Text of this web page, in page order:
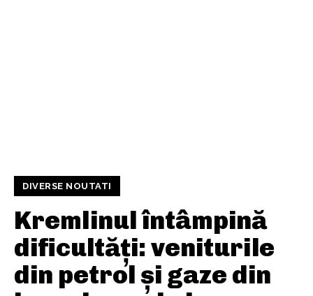
DIVERSE NOUTATI
Kremlinul întâmpină
dificultăți: veniturile
din petrol și gaze din